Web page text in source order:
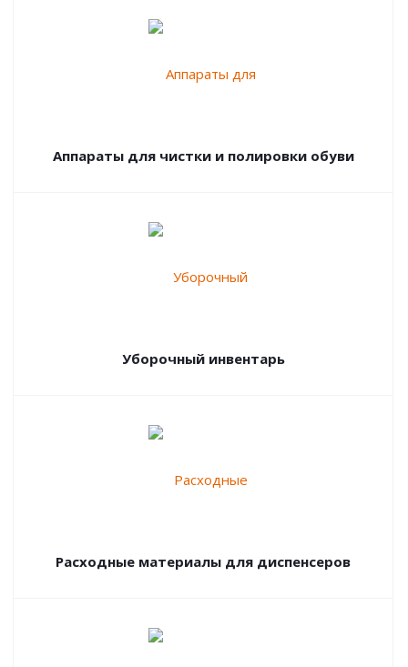
Аппараты для чистки и полировки обуви
Уборочный инвентарь
Расходные материалы для диспенсеров